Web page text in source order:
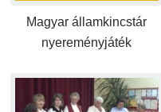
Magyar államkincstár
nyereményjáték